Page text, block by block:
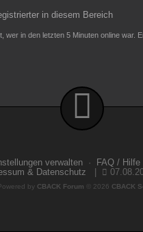
in diesem Bereich
wer in den letzten 5 Minuten online war.
verwalten· FAQ / Hilfe
& Datenschutz
by CBACK Forum © 2026 CBACK